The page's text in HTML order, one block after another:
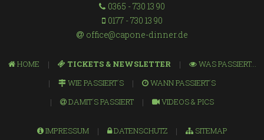
0365 - 730 13 90
0177 - 730 13 90
office@capone-dinner.de
HOME TICKETS & NEWSLETTER
WAS PASSIERT...
WIE PASSIERT´S
WANN PASSIERT´S
DAMIT´S PASSIERT
VIDEOS & PICS
IMPRESSUM DATENSCHUTZ SITEMAP